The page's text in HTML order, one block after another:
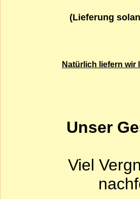
(Lieferung
Natürlich liefern wir
Unser
Viel